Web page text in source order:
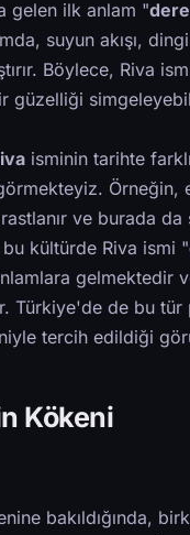
gelen ilk anlam "dere
suyun akışı,
Böylece, Riva
güzelliği
isminin tarihte
görmekteyiz. Örneğin,
ve burada
bu kültürde Riva ismi "
gelmektedir
Türkiye'de de bu
tercih edildiği
Kökeni
bakıldığında,